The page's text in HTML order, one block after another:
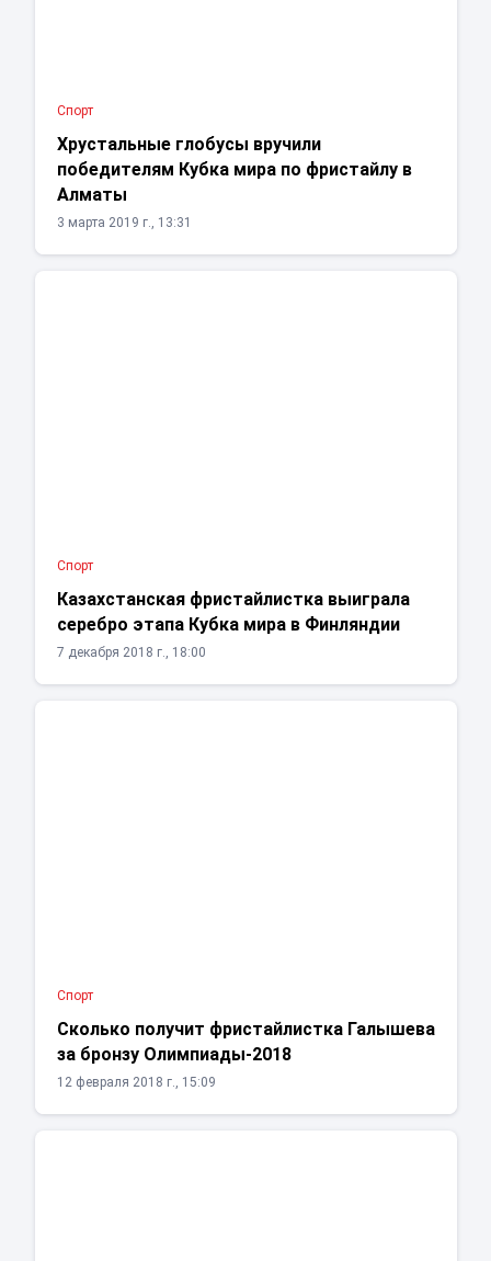
Спорт
Хрустальные глобусы вручили
победителям Кубка мира по фристайлу в
Алматы
3 марта 2019 г., 13:31
Спорт
Казахстанская фристайлистка выиграла
серебро этапа Кубка мира в Финляндии
7 декабря 2018 г., 18:00
Спорт
Сколько получит фристайлистка Галышева
за бронзу Олимпиады-2018
12 февраля 2018 г., 15:09